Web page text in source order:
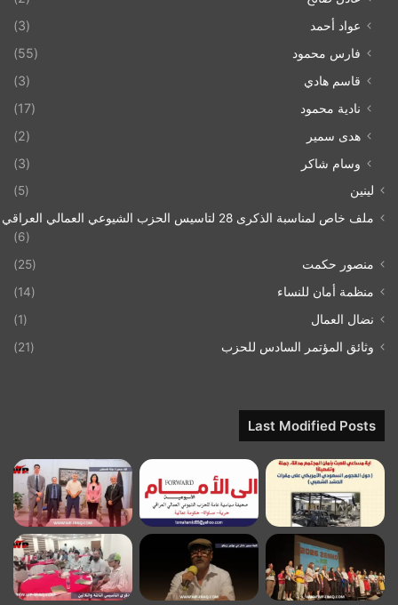
عواد أحمد
(3)
فارس محمود
(55)
قاسم هادي
(3)
نادية محمود
(17)
هدى سمير
(2)
وسام شاكر
(3)
لينين
(5)
ملف خاص لمناسبة الذكرى 28 لتاسيس الحزب الشيوعي العمالي العراقي 1993/07/21
(6)
منصور حكمت
(25)
منظمة أمان للنساء
(14)
نضال العمال
(1)
وثائق المؤتمر السادس للحزب
(21)
Last Modified Posts